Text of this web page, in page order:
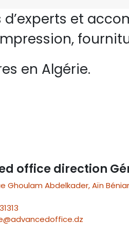
et
en Algérie.
office direction
Ghoulam Abdelkader, Aïn